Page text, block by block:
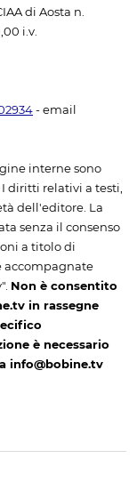
di Aosta n.
i.v.
- email
interne sono
diritti relativi a testi,
dell'editore. La
senza il consenso
a titolo di
accompagnate
Non è consentito
in rassegne
è necessario
info@bobine.tv